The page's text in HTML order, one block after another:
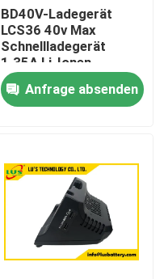
BD40V-Ladegerät
LCS36 40v Max
Schnellladegerät
1.35A Li-Ionen-
Ladegerät 36V 40V
Schnellladegerät
Anfrage absenden